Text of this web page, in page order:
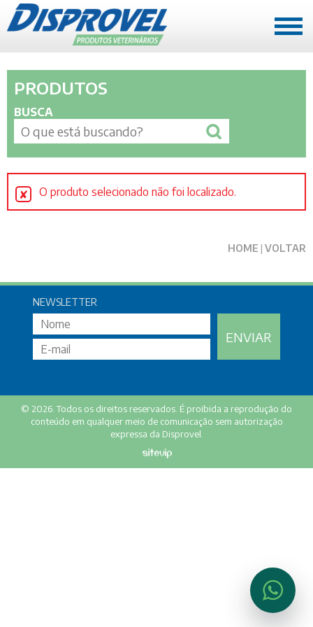
A EMPRESA
História
Missão, Visão e Valores
REPRESENTANTES
Mato Grosso
PRODUTOS
CONTATO
PRODUTOS
BUSCA
O produto selecionado não foi localizado.
HOME | VOLTAR
NEWSLETTER
© 2026. Todos os direitos reservados. É proibida a reprodução do
conteúdo em qualquer meio de comunicação sem autorização
expressa da Disprovel.